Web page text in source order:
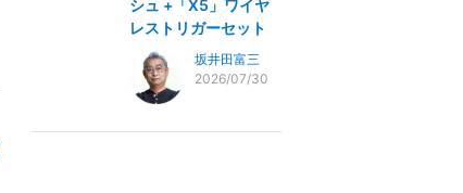
シュ +「X5」ワイヤ
レストリガーセット
坂井田富三
2026/07/30